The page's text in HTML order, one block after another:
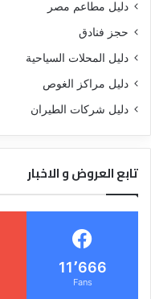
دليل مطاعم مصر
حجز فنادق
دليل المحلات السياحية
دليل مراكز الغوص
دليل شركات الطيران
تابع العروض و الاخبار
11٬666
Fans